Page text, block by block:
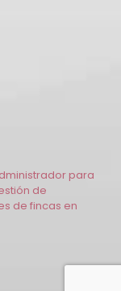
para
de
de fincas en